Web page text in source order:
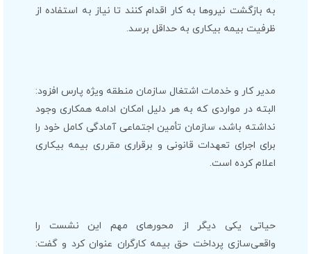
به بازگشت نیروها به کار اقدام کنند تا نیاز به استفاده از
ظرفیت بیمه بیکاری به حداقل برسد.
مدیر کار و خدمات اشتغال سازمان منطقه ویژه پارس افزود:
البته در مواردی که به هر دلیل امکان ادامه همکاری وجود
نداشته باشد، سازمان تأمین اجتماعی آمادگی کامل خود را
برای اجرای تعهدات قانونی و برقراری مقرری بیمه بیکاری
اعلام کرده است.
حیاتی یکی دیگر از محورهای مهم این نشست را
واقعی‌سازی پرداخت حق بیمه کارگران عنوان کرد و گفت: